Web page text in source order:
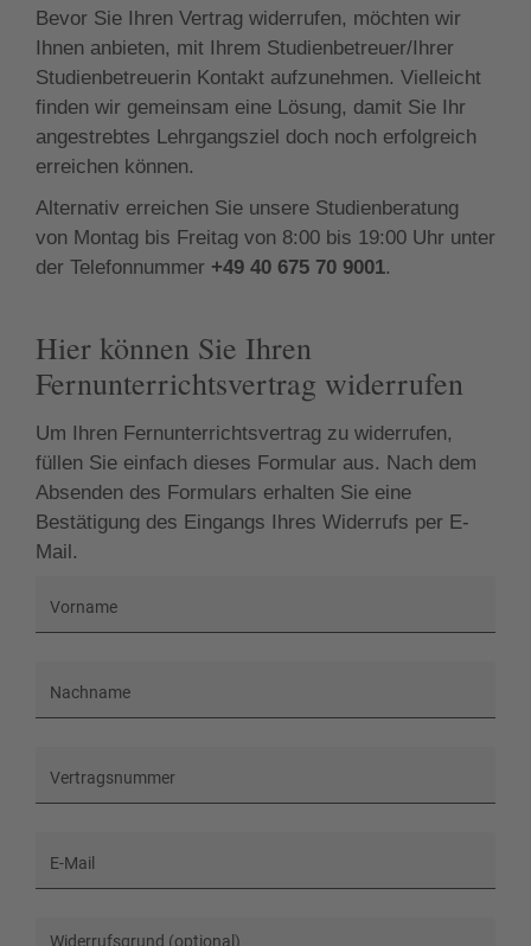
Bevor Sie Ihren Vertrag widerrufen, möchten wir
Ihnen anbieten, mit Ihrem Studienbetreuer/Ihrer
Studienbetreuerin Kontakt aufzunehmen. Vielleicht
finden wir gemeinsam eine Lösung, damit Sie Ihr
angestrebtes Lehrgangsziel doch noch erfolgreich
erreichen können.
Alternativ erreichen Sie unsere Studienberatung
von Montag bis Freitag von 8:00 bis 19:00 Uhr unter
der Telefonnummer +49 40 675 70 9001.
Hier können Sie Ihren
Fernunterrichtsvertrag widerrufen
Um Ihren Fernunterrichtsvertrag zu widerrufen,
füllen Sie einfach dieses Formular aus. Nach dem
Absenden des Formulars erhalten Sie eine
Bestätigung des Eingangs Ihres Widerrufs per E-
Mail.
Vorname
Nachname
Vertragsnummer
E-Mail
Widerrufsgrund (optional)